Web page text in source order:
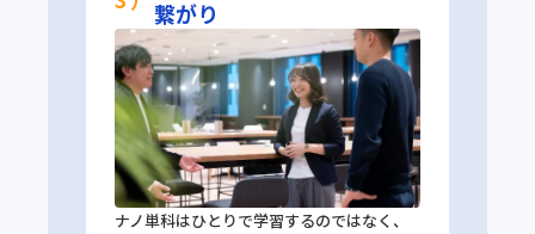
繋がり
ナノ単科はひとりで学習するのではなく、